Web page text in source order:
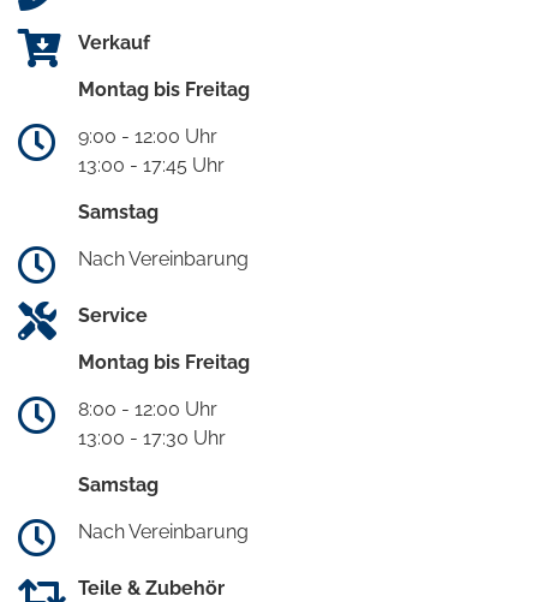
Verkauf
Montag bis Freitag
9:00 - 12:00 Uhr
13:00 - 17:45 Uhr
Samstag
Nach Vereinbarung
Service
Montag bis Freitag
8:00 - 12:00 Uhr
13:00 - 17:30 Uhr
Samstag
Nach Vereinbarung
Teile & Zubehör